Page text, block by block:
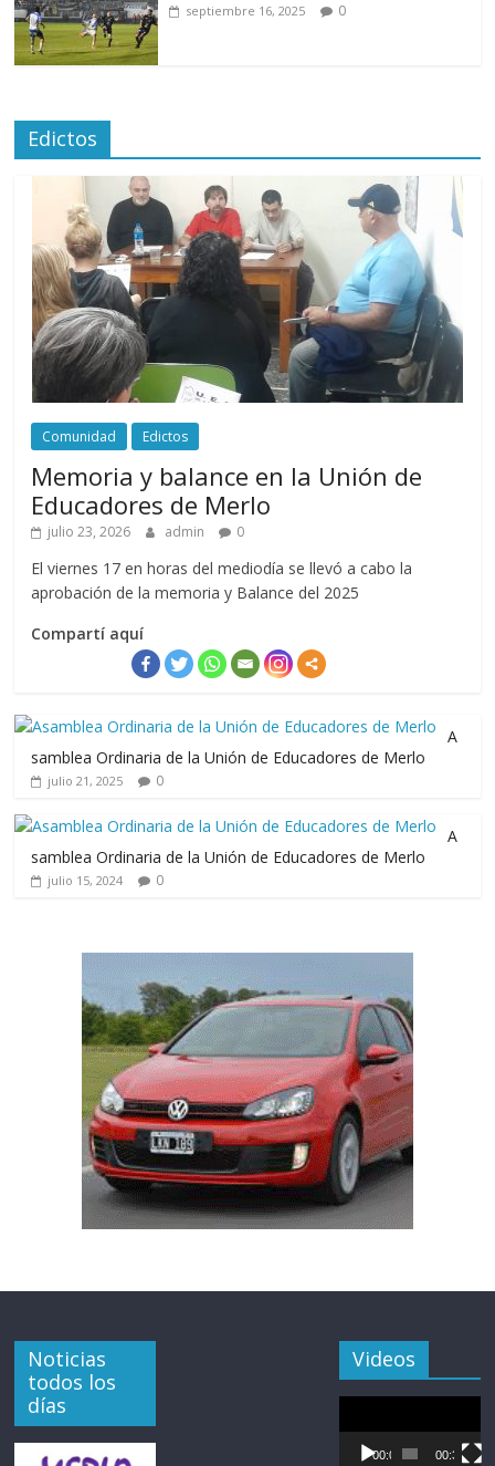
septiembre 16, 2025 0
Edictos
Comunidad Edictos
Memoria y balance en la Unión de
Educadores de Merlo
julio 23, 2026 admin 0
El viernes 17 en horas del mediodía se llevó a cabo la
aprobación de la memoria y Balance del 2025
Compartí aquí
A
samblea Ordinaria de la Unión de Educadores de Merlo
julio 21, 2025 0
A
samblea Ordinaria de la Unión de Educadores de Merlo
julio 15, 2024 0
Noticias
todos los
días
Videos
de
vídeo00:00 00:35